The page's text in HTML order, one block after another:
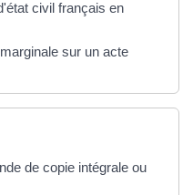
civil français en
sur un acte
de copie intégrale ou